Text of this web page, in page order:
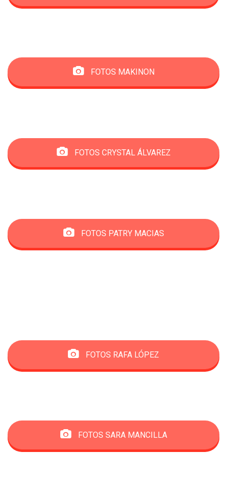
FOTOS MAKINON
FOTOS CRYSTAL ÁLVAREZ
FOTOS PATRY MACIAS
FOTOS RAFA LÓPEZ
FOTOS SARA MANCILLA